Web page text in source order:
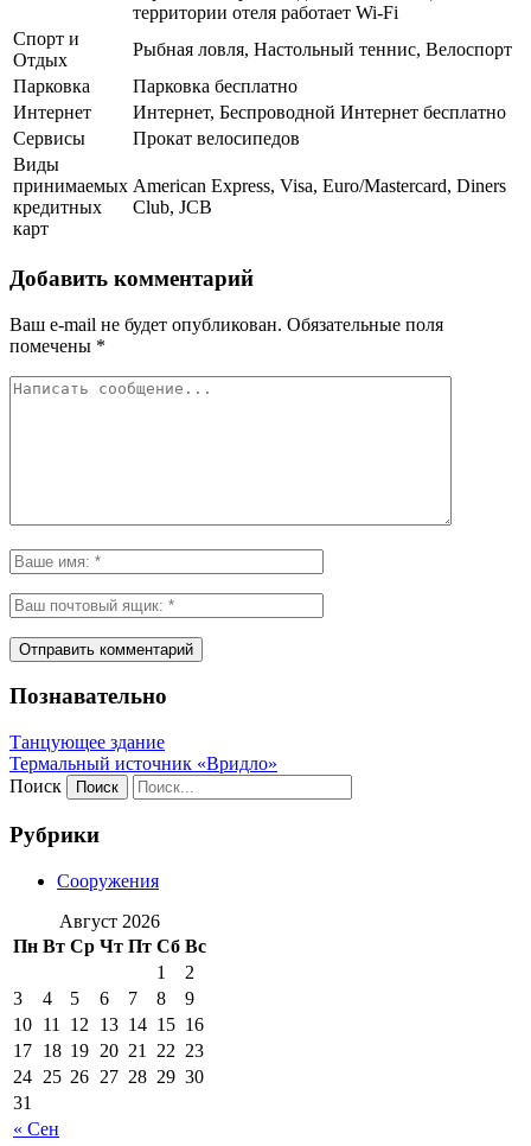
территории отеля работает Wi-Fi
Спорт и
Отдых
Рыбная ловля, Настольный теннис, Велоспорт
Парковка
Парковка бесплатно
Интернет
Интернет, Беспроводной Интернет бесплатно
Сервисы
Прокат велосипедов
Виды
принимаемых
кредитных
карт
American Express, Visa, Euro/Mastercard, Diners
Club, JCB
Добавить комментарий
Ваш e-mail не будет опубликован. Обязательные поля
помечены *
Познавательно
Танцующее здание
Термальный источник «Вридло»
Поиск
Рубрики
Сооружения
Август 2026
Пн Вт Ср Чт Пт Сб Вс
« Сен
1
2
3
4 5 6 7 8
9
10 11 12 13 14 15 16
17 18 19 20 21 22 23
24 25 26 27 28 29 30
31